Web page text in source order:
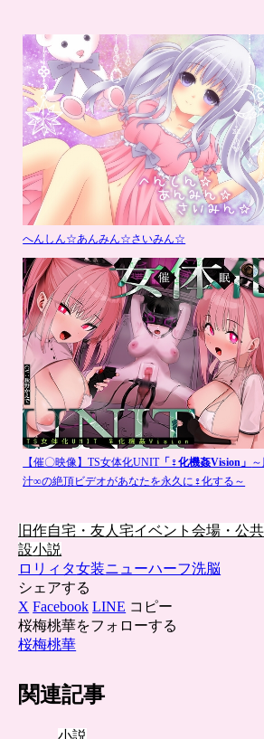
へんしん☆あんみん☆さいみん☆
【催〇映像】TS女体化UNIT「♀化機姦Vision」
汁∞の絶頂ビデオがあなたを永久に♀化する～
旧作自宅・友人宅イベント会場・公
設小説
ロリィタ女装ニューハーフ洗脳
シェアする
X Facebook LINE コピー
桜梅桃華をフォローする
桜梅桃華
関連記事